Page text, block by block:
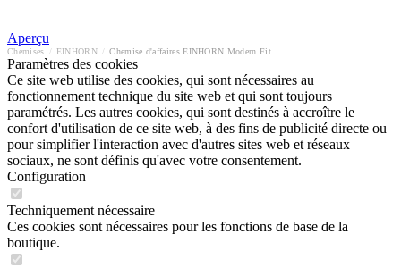
Aperçu
Chemises EINHORN Chemise d'affaires EINHORN Modern Fit
Paramètres des cookies
Ce site web utilise des cookies, qui sont nécessaires au
fonctionnement technique du site web et qui sont toujours
paramétrés. Les autres cookies, qui sont destinés à accroître le
confort d'utilisation de ce site web, à des fins de publicité directe ou
pour simplifier l'interaction avec d'autres sites web et réseaux
sociaux, ne sont définis qu'avec votre consentement.
Configuration
Techniquement nécessaire
Ces cookies sont nécessaires pour les fonctions de base de la
boutique.